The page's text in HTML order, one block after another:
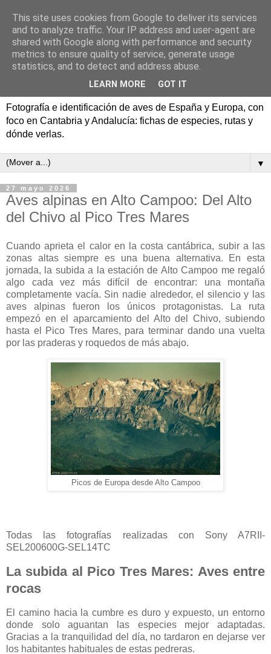
Aves de España y Europa:
fotografía y rutas de
Fotografía e identificación de aves de España y Europa, con
foco en Cantabria y Andalucía: fichas de especies, rutas y
dónde verlas.
▼
27 mayo 2026
Aves alpinas en Alto Campoo: Del Alto
del Chivo al Pico Tres Mares
Cuando aprieta el calor en la costa cantábrica, subir a las
zonas altas siempre es una buena alternativa. En esta
jornada, la subida a la estación de Alto Campoo me regaló
algo cada vez más difícil de encontrar: una montaña
completamente vacía. Sin nadie alrededor, el silencio y las
aves alpinas fueron los únicos protagonistas. La ruta
empezó en el aparcamiento del Alto del Chivo, subiendo
hasta el Pico Tres Mares, para terminar dando una vuelta
por las praderas y roquedos de más abajo.
Picos de Europa desde Alto Campoo
Todas las fotografías realizadas con Sony A7RII-
SEL200600G-SEL14TC
La subida al Pico Tres Mares: Aves entre
rocas
El camino hacia la cumbre es duro y expuesto, un entorno
donde solo aguantan las especies mejor adaptadas.
Gracias a la tranquilidad del día, no tardaron en dejarse ver
los habitantes habituales de estas pedreras.
This site uses cookies from Google to deliver its services
and to analyze traffic. Your IP address and user-agent are
shared with Google along with performance and security
metrics to ensure quality of service, generate usage
statistics, and to detect and address abuse.
LEARN MORE GOT IT